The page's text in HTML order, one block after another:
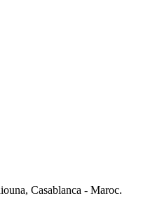
Casablanca - Maroc.